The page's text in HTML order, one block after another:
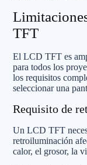
TFT
El LCD TFT es
para todos los
los requisitos
seleccionar una
Requisito de
Un LCD TFT
retroiluminación
calor, el grosor, la